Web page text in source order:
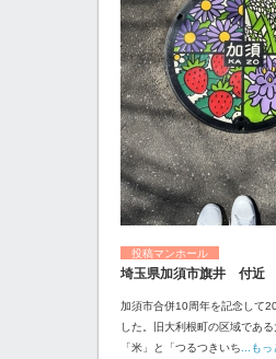
投稿マンホール
埼玉県加須市旗井 付近
加須市合併10周年を記念して
した。旧大利根町の区域であ
「米」と「つるつきいち ...も